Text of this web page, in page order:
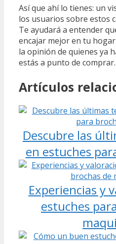
Así que ahí lo tienes: un
los usuarios sobre estos
Te ayudará a entender
encajar mejor en tu
la opinión de quienes ya
estás a punto de comprar.
Artículos
Descubre las
en estuches
Experiencias y
estuches